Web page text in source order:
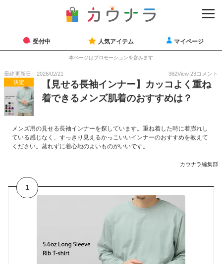
受付中 人気アイテム マイページ
本ページはプロモーションを含みます
最終更新日：2026/02/21 362View 23コメント
決定
【見せる長袖インナー】カッコよく重ね
着できるメンズ肌着のおすすめは？
メンズ用の見せる長袖インナーを探しています。重ね着した時に着膨れし
ている感じなく、すっきり見えるかっこいいインナーのおすすめを教えて
ください。蒸れずに着心地のよいものがいいです。
カウナラ編集部
1